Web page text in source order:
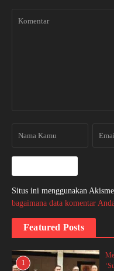
Situs ini menggunakan
bagaimana data komentar
Featured Posts
1